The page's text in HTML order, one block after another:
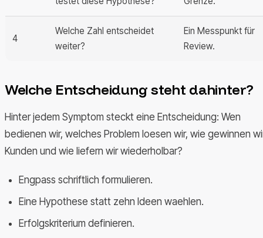
4
Welche Zahl entscheidet
weiter?
Ein Messpunkt für
Review.
Welche Entscheidung steht dahinter?
Hinter jedem Symptom steckt eine Entscheidung: Wen
bedienen wir, welches Problem loesen wir, wie gewinnen
Kunden und wie liefern wir wiederholbar?
Engpass schriftlich formulieren.
Eine Hypothese statt zehn Ideen waehlen.
Erfolgskriterium definieren.